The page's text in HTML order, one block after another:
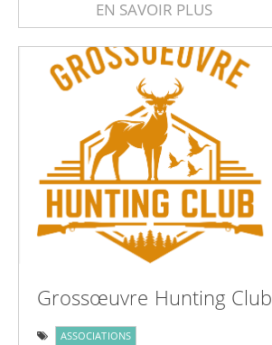
EN SAVOIR PLUS
Grossœuvre Hunting Club
ASSOCIATIONS